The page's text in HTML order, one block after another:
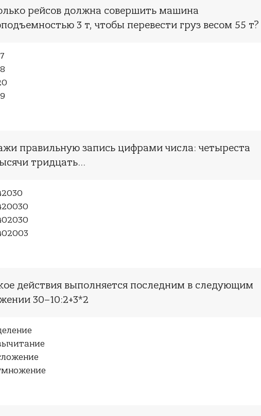
рейсов должна совершить машина
3 т, чтобы перевести груз весом 55 т?
правильную запись цифрами числа: четыреста
тридцать…
действия выполняется последним в следующим
30–10:2+3*2